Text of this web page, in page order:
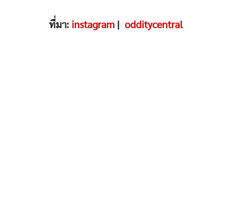
ที่มา: instagram| odditycentral